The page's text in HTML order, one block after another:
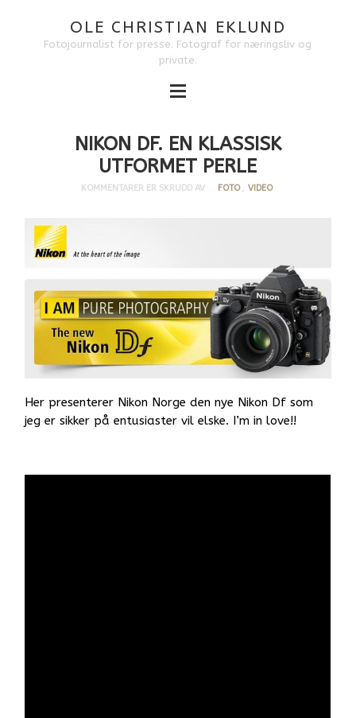
OLE CHRISTIAN EKLUND
Fotojournalist for presse. Fotograf for næringsliv og
private.
NIKON DF. EN KLASSISK
UTFORMET PERLE
KOMMENTARER ER SKRUDD AV FOTO, VIDEO
Her presenterer Nikon Norge den nye Nikon Df som
jeg er sikker på entusiaster vil elske. I’m in love!!